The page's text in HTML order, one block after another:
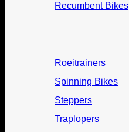
Recumbent Bikes
Roeitrainers
Spinning Bikes
Steppers
Traplopers